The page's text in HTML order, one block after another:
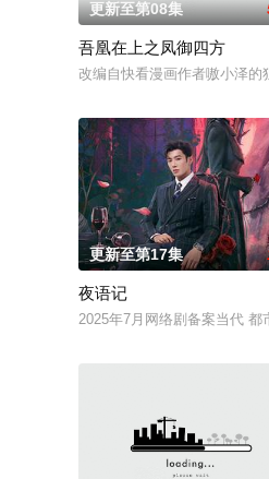
更新至第08集
吾凰在上之凤御四方
改编自快看漫画作者嗷小泽的
更新至第17集
夜语记
2025年7月网络剧备案当代